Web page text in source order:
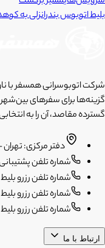
بلیط اتوبوسبندرانزلیبه
شرکت اتوبوسرانی همسفر با
گزینه‌ها برای سفرهای
گسترده مقاصد، آن را به
دفتر مرکزی: تهران
شماره تلفن پشتیبانی سایت:
شماره تلفن رزرو بلیط
شماره تلفن رزرو بلیط
شماره تلفن رزرو بلیط
ارتباط با ما